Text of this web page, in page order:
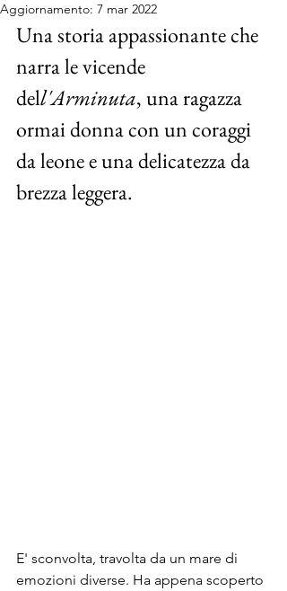
Aggiornamento: 7 mar 2022
Una storia appassionante che
narra le vicende
dell'Arminuta, una ragazza
ormai donna con un coraggi
da leone e una delicatezza da
brezza leggera.
E' sconvolta, travolta da un mare di
emozioni diverse. Ha appena scoperto